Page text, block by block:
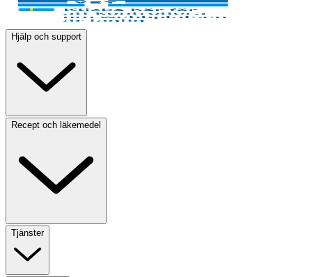
Hjälp och support
Recept och läkemedel
Tjänster